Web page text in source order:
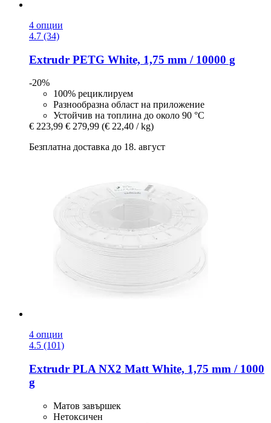
4 опции
4.7 (34)
Extrudr PETG White, 1,75 mm / 10000 g
-20%
100% рециклируем
Разнообразна област на приложение
Устойчив на топлина до около 90 °C
€ 223,99 € 279,99 (€ 22,40 / kg)
Безплатна доставка до 18. август
4 опции
4.5 (101)
Extrudr PLA NX2 Matt White, 1,75 mm / 1000
g
Матов завършек
Нетоксичен